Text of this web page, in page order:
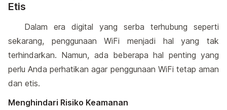
Etis
Dalam era digital yang serba terhubung seperti
sekarang, penggunaan WiFi menjadi hal yang tak
terhindarkan. Namun, ada beberapa hal penting yang
perlu Anda perhatikan agar penggunaan WiFi tetap aman
dan etis.
Menghindari Risiko Keamanan